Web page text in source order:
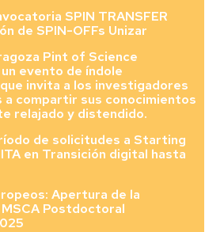
SPIN TRANSFER
de SPIN-OFFs Unizar
Pint of Science
evento de índole
invita a los investigadores
a compartir sus conocimientos
relajado y distendido.
de solicitudes a Starting
en Transición digital hasta
Apertura de la
Postdoctoral